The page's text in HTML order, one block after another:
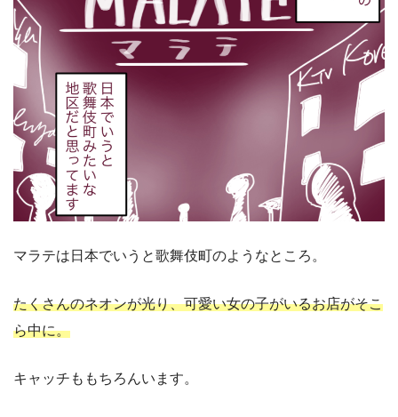
マラテは日本でいうと歌舞伎町のようなところ。
たくさんのネオンが光り、可愛い女の子がいるお店がそこ
ら中に。
キャッチももちろんいます。